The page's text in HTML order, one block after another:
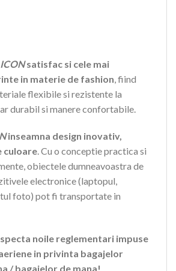
satisfac si cele mai
in materie de fashion , fiind
flexibile si rezistente la
durabil si manere confortabile.
inseamna design inovativ,
culoare. Cu o conceptie practica si
obiectele dumneavoastra de
electronice (laptopul,
foto) pot fi transportate in
noile reglementari impuse
in privinta bagajelor
/ bagajelor de mana!